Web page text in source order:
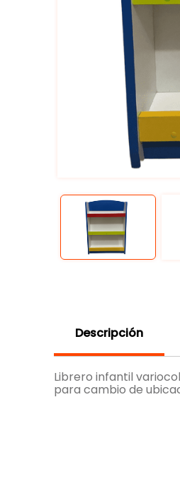
Descripción
Librero infantil
para cambio de